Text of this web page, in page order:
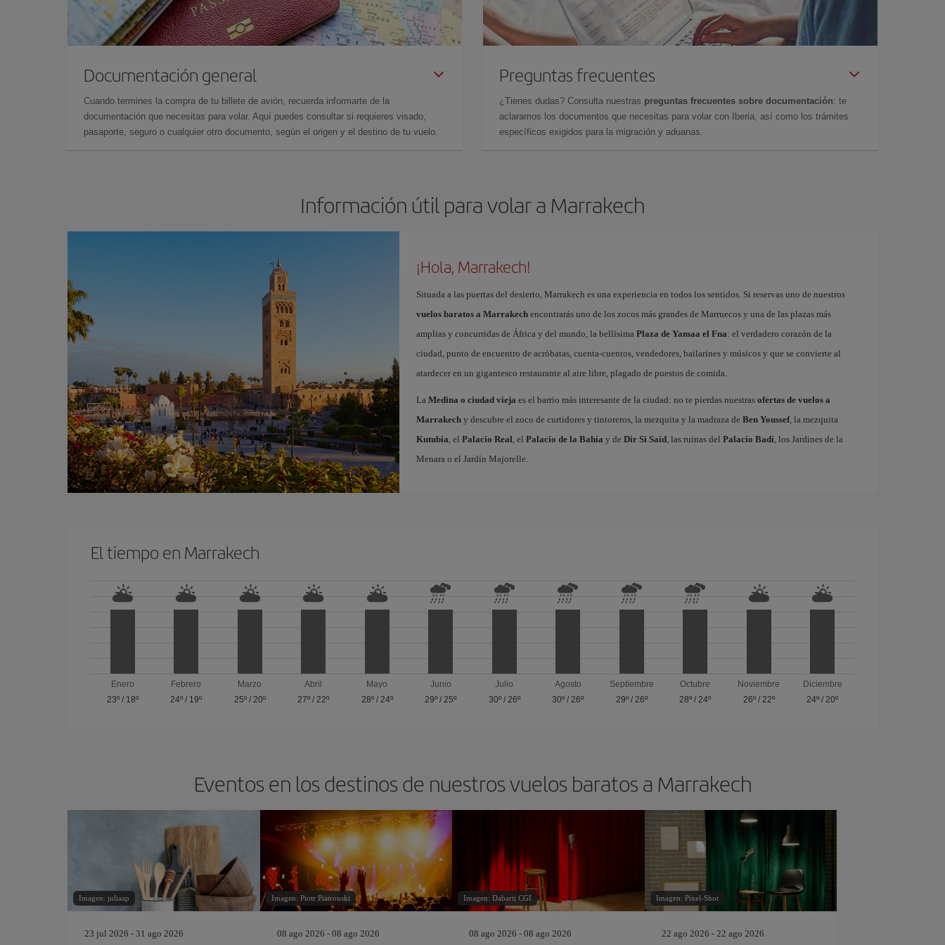
Documentación general
Cuando termines la compra de tu billete de avión, recuerda informarte de la
documentación que necesitas para volar. Aquí puedes consultar si requieres visado,
pasaporte, seguro o cualquier otro documento, según el origen y el destino de tu vuelo.
Preguntas frecuentes
¿Tienes dudas? Consulta nuestras preguntas frecuentes sobre documentación: te
aclaramos los documentos que necesitas para volar con Iberia, así como los trámites
específicos exigidos para la migración y aduanas.
Información útil para volar a Marrakech
¡Hola, Marrakech!
Situada a las puertas del desierto, Marrakech es una experiencia en todos los sentidos. Si reservas uno de nuestros
vuelos baratos a Marrakechencontrarás uno de los zocos más grandes de Marruecos y una de las plazas más
amplias y concurridas de África y del mundo, la bellísima Plaza de Yamaa el Fna: el verdadero corazón de la
ciudad, punto de encuentro de acróbatas, cuenta-cuentos, vendedores, bailarines y músicos y que se convierte al
atardecer en un gigantesco restaurante al aire libre, plagado de puestos de comida.
La Medina o ciudad vieja es el barrio más interesante de la ciudad: no te pierdas nuestras ofertas de vuelos a
Marrakechy descubre el zoco de curtidores y tintoreros, la mezquita y la madraza de Ben Youssef, la mezquita
Kutubia, el Palacio Real, el Palacio de la Bahía y de Dir Si Said, las ruinas del Palacio Badí, los Jardines de la
Menara o el Jardín Majorelle.
El tiempo en Marrakech
Enero
23º/ 18º
Febrero
24º / 19º
Marzo
25º/ 20º
Abril
27º /22º
Mayo
28º/ 24º
Junio
29º /25º
Julio
30º/ 26º
Agosto
30º /26º
Septiembre
29º/ 26º
Octubre
28º /24º
Noviembre
26º/ 22º
Diciembre
24º /20º
Eventos en los destinos de nuestros vuelos baratos a Marrakech
Imagen: juliaap
23 jul 2026 - 31 ago 2026
Imagen: Piotr Piatrouski
08 ago 2026 - 08 ago 2026
Imagen: Dabarti CGI
08 ago 2026 - 08 ago 2026
Imagen: Pixel-Shot
22 ago 2026 - 22 ago 2026